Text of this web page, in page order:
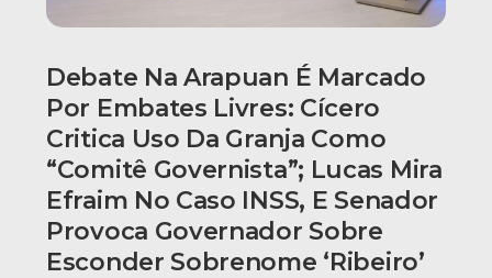
Debate Na Arapuan É Marcado
Por Embates Livres: Cícero
Critica Uso Da Granja Como
“comitê Governista”; Lucas Mira
Efraim No Caso INSS, E Senador
Provoca Governador Sobre
Esconder Sobrenome ‘Ribeiro’